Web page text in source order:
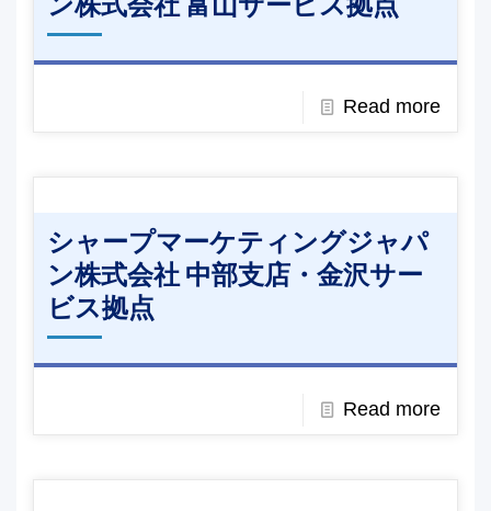
Read more
シャープマーケティングジャパ
ン株式会社 中部支店・金沢サー
ビス拠点
Read more